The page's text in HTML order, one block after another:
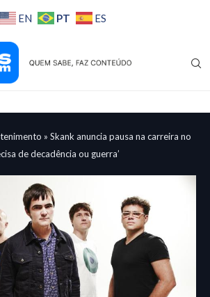
EN PT ES
» Skank anuncia pausa na carreira no
de decadência ou guerra’